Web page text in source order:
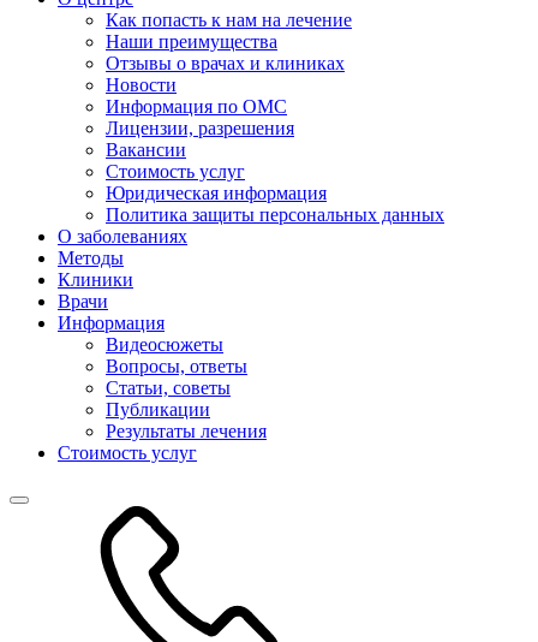
Как попасть к нам на лечение
Наши преимущества
Отзывы о врачах и клиниках
Новости
Информация по ОМС
Лицензии, разрешения
Вакансии
Стоимость услуг
Юридическая информация
Политика защиты персональных данных
О заболеваниях
Методы
Клиники
Врачи
Информация
Видеосюжеты
Вопросы, ответы
Статьи, советы
Публикации
Результаты лечения
Стоимость услуг